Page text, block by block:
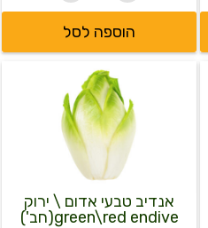
הוספה לסל
אנדיב טבעי אדום \ ירוק
green\red endive(חב')
כמות
של
אנדיב
טבעי
אדום
\
ירוק
green\red
endive(חב')